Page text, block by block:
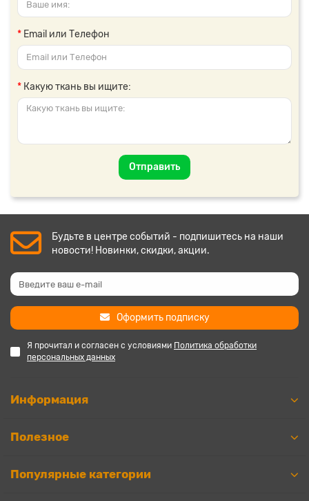
Email или Телефон
Какую ткань вы ищите:
Отправить
Будьте в центре событий - подпишитесь на наши
новости! Новинки, скидки, акции.
Оформить подписку
Я прочитал и согласен с условиями Политика обработки
персональных данных
Информация
Полезное
Популярные категории